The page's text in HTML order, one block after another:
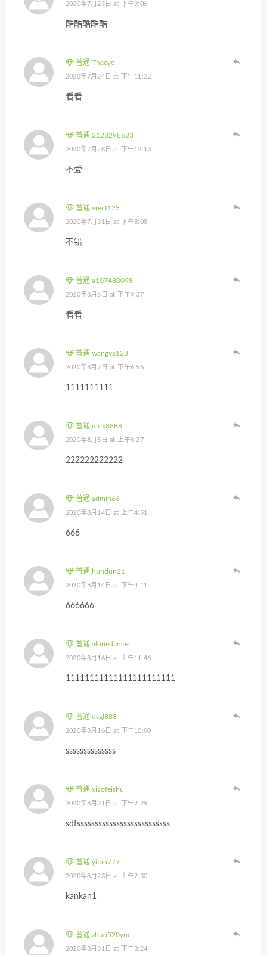
2020年7月23日 at 下午9:06
酷酷酷酷酷
普通 Theeye
2020年7月24日 at 下午11:22
看看
普通 2123298623
2020年7月28日 at 下午12:13
不爱
普通 vrecf123
2020年7月31日 at 下午8:08
不错
普通 a107480098
2020年8月6日 at 下午9:37
看看
普通 wangya123
2020年8月7日 at 下午6:56
1111111111
普通 mox8888
2020年8月8日 at 上午8:27
222222222222
普通 admin66
2020年8月14日 at 上午4:51
666
普通 hundun21
2020年8月14日 at 下午4:11
666666
普通 alonedancer
2020年8月16日 at 上午11:46
11111111111111111111111
普通 dsgl888
2020年8月16日 at 下午10:00
ssssssssssssss
普通 xiaofeishu
2020年8月21日 at 下午2:29
sdfssssssssssssssssssssssssss
普通 yifan777
2020年8月23日 at 上午2:30
kankan1
普通 zhuo520yue
2020年8月31日 at 下午3:24